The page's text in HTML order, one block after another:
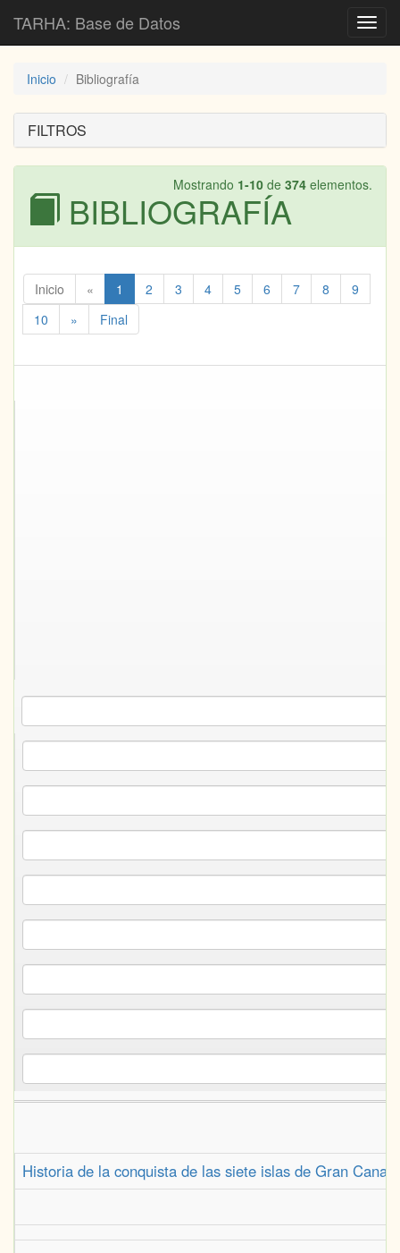
TARHA: Base de Datos
Inicio Bibliografía
FILTROS
Mostrando 1-10 de 374 elementos.
BIBLIOGRAFÍA
Inicio « 1 2 3 4 5 6 7 8
9
10
» Final
Historia de la conquista de las siete islas de Gran